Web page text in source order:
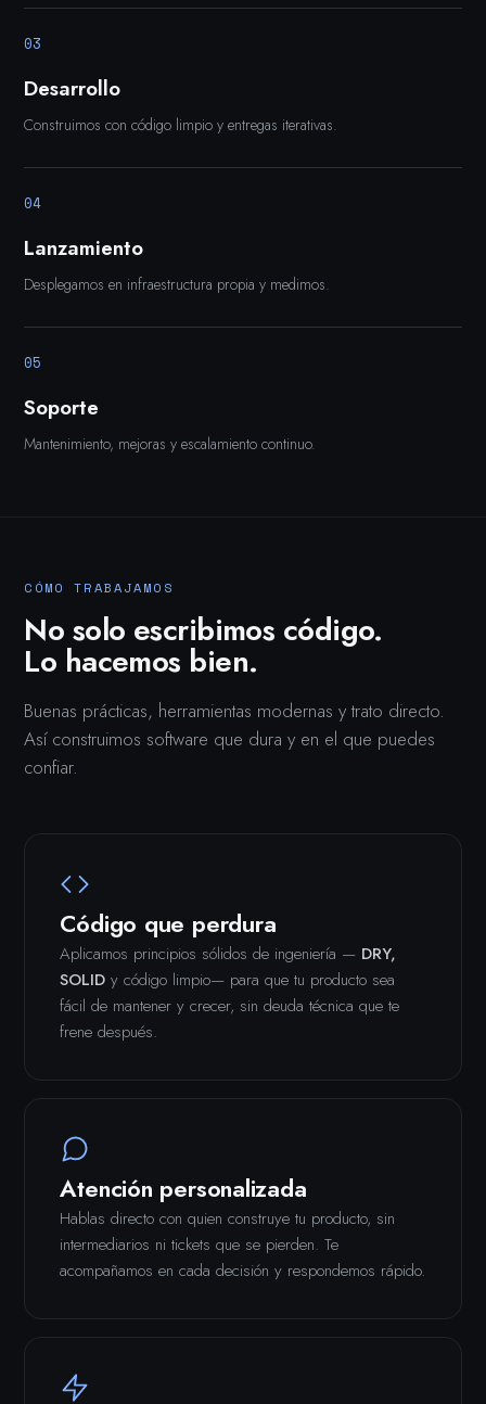
03
Desarrollo
Construimos con código limpio y entregas iterativas.
04
Lanzamiento
Desplegamos en infraestructura propia y medimos.
05
Soporte
Mantenimiento, mejoras y escalamiento continuo.
CÓMO TRABAJAMOS
No solo escribimos código.
Lo hacemos bien.
Buenas prácticas, herramientas modernas y trato directo.
Así construimos software que dura y en el que puedes
confiar.
Código que perdura
Aplicamos principios sólidos de ingeniería — DRY,
SOLID y código limpio— para que tu producto sea
fácil de mantener y crecer, sin deuda técnica que te
frene después.
Atención personalizada
Hablas directo con quien construye tu producto, sin
intermediarios ni tickets que se pierden. Te
acompañamos en cada decisión y respondemos rápido.